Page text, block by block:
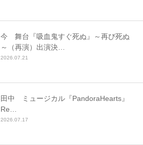
今 舞台『吸血鬼すぐ死ぬ』～再び死ぬ
～（再演）出演決…
2026.07.21
田中 ミュージカル『PandoraHearts』
Re…
2026.07.17